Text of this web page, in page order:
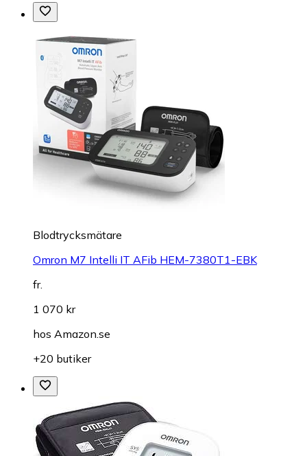
Blodtrycksmätare
Omron M7 Intelli IT AFib HEM-7380T1-EBK
fr.
1 070 kr
hos Amazon.se
+20 butiker